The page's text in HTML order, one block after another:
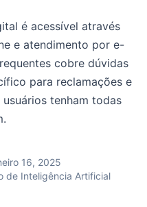
é acessível através
e atendimento por e-
cobre dúvidas
para reclamações e
tenham todas
16, 2025
de Inteligência Artificial